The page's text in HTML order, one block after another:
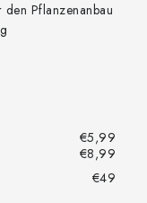
Pflanzenanbau
€5,99
€8,99
€49